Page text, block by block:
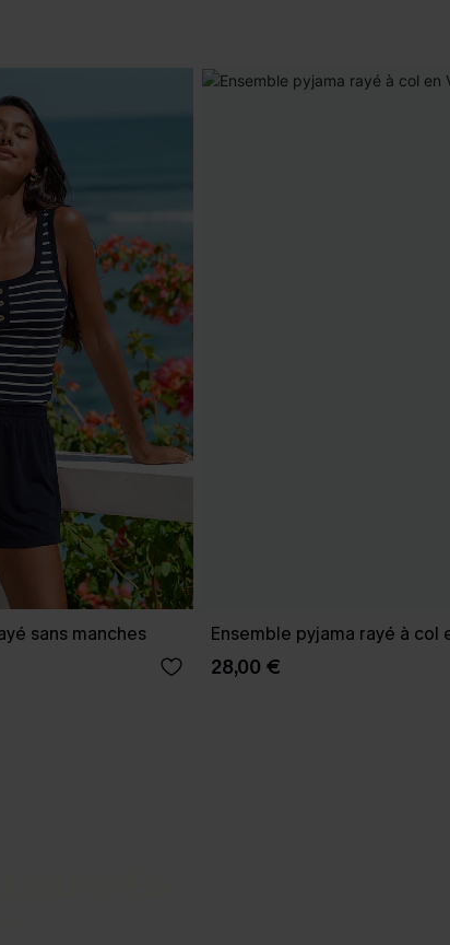
sans manches Ensemble pyjama rayé à col
28,00 €